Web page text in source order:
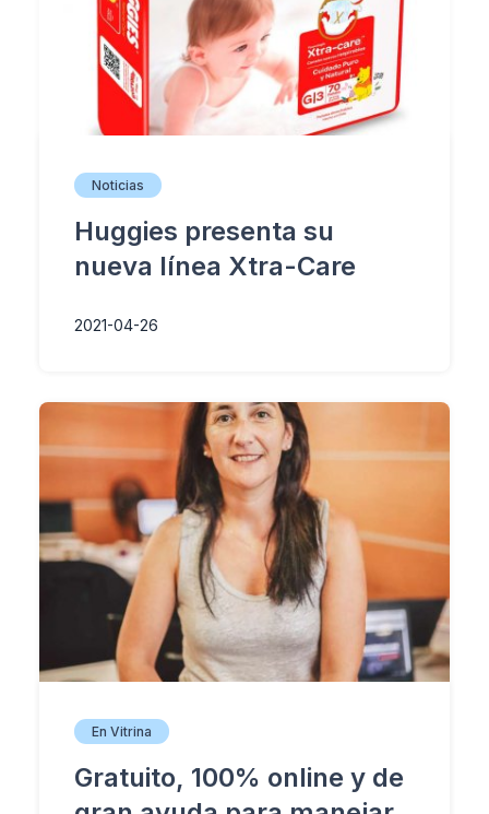
Noticias
Huggies presenta su
nueva línea Xtra-Care
2021-04-26
En Vitrina
Gratuito, 100% online y de